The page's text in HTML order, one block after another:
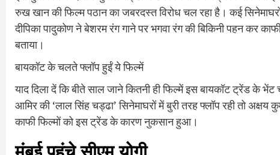
रुख खान की फिल्म पठान का जबरदस्त विरोध चल रहा है। कई
दीपिका पादुकोण ने बेशरम रंग गाने पर भगवा रंग की बिकिनी पहन कर
बताया।
बायकॉट के चलते फ्लॉप हुईं ये फिल्में
याद दिला दें कि बीते साल जाने कितनी ही फिल्में इस बायकॉट ट्रेंड
आमिर की ‘लाल सिंह चड्ढा’ सिनेमाघरों में बुरी तरह फ्लॉप रही तो
काफी फिल्मों को इस ट्रेंड के कारण नुकसान हुआ।